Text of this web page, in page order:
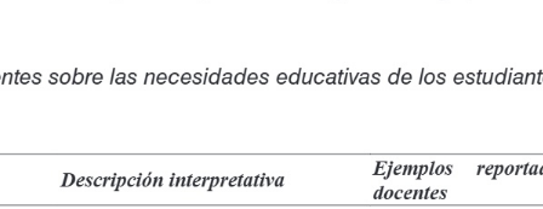
sobre las necesidades educativas de los estudiantes con
Descripción interpretativa
Ejemplos
docentes